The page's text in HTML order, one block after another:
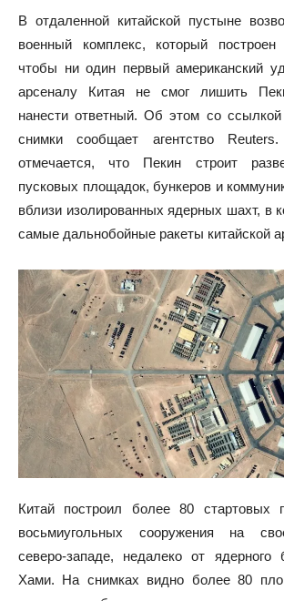
В отдаленной китайской пустыне
военный комплекс, который построен
чтобы ни один первый американский
арсеналу Китая не смог лишить
нанести ответный. Об этом со
снимки сообщает агентство
отмечается, что Пекин строит
пусковых площадок, бункеров и
вблизи изолированных ядерных шахт, в
самые дальнобойные ракеты китайской
Китай построил более 80 стартовых
восьмиугольных сооружения на
северо-западе, недалеко от ядерного
Хами. На снимках видно более 80